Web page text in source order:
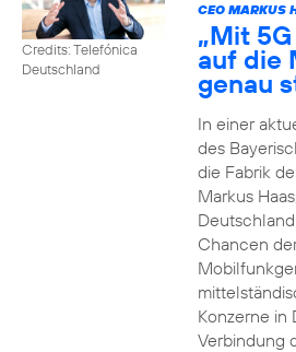
Credits: Telefónica
Deutschland
CEO MARKUS
„Mit
auf die
genau
In einer
des
die Fabrik
Markus
Chancen
Konzerne in
Verbindung